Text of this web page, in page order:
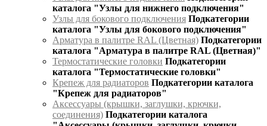
каталога "Узлы для нижнего подключения"
Узлы для бокового подключения Подкатегории
каталога "Узлы для бокового подключения"
Арматура в палитре RAL (Цветная) Подкатегории
каталога "Арматура в палитре RAL (Цветная)"
Термостатические головки Подкатегории
каталога "Термостатические головки"
Крепеж для радиаторов Подкатегории каталога
"Крепеж для радиаторов"
Аксессуары (крышки, заглушки, крючки,
соединения) Подкатегории каталога